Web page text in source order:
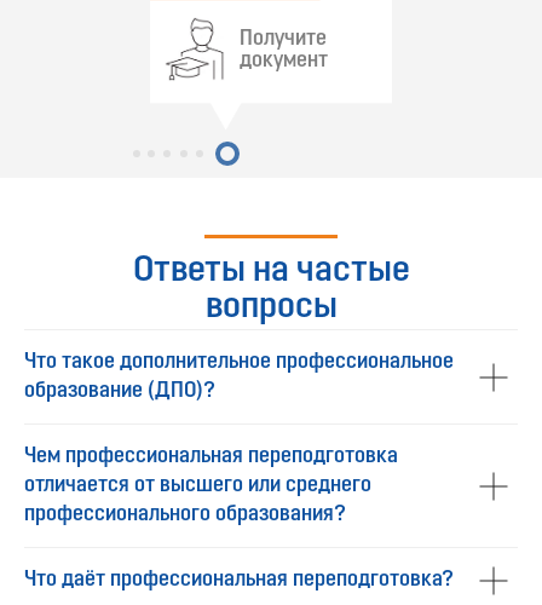
Получите
документ
Ответы на частые
вопросы
Что такое дополнительное профессиональное
образование (ДПО)?
Чем профессиональная переподготовка
отличается от высшего или среднего
профессионального образования?
Что даёт профессиональная переподготовка?